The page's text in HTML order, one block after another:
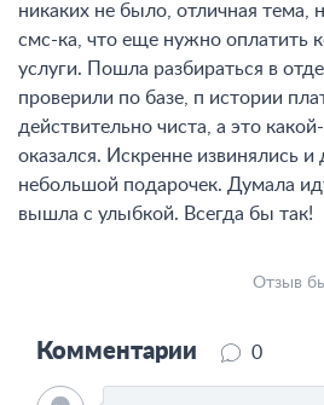
никаких не было, отличная тема,
смс-ка, что еще нужно оплатить
услуги. Пошла разбираться в
проверили по базе, п истории
действительно чиста, а это
оказался. Искренне извинялись
небольшой подарочек. Думала
вышла с улыбкой. Всегда бы так!
Отзыв
Комментарии 0